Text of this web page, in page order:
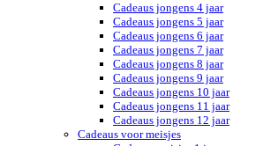
Cadeaus jongens 4 jaar
Cadeaus jongens 5 jaar
Cadeaus jongens 6 jaar
Cadeaus jongens 7 jaar
Cadeaus jongens 8 jaar
Cadeaus jongens 9 jaar
Cadeaus jongens 10 jaar
Cadeaus jongens 11 jaar
Cadeaus jongens 12 jaar
Cadeaus voor meisjes